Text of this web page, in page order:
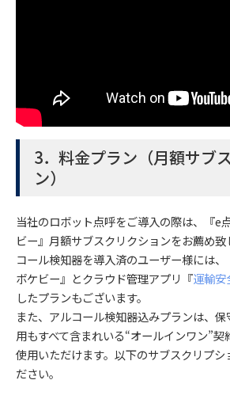
3．料金プラン（月額サブ
ン）
当社のロボット点呼をご導入の際は、『e
ビー』月額サブスクリクションをお薦め
コール検知器を導入済のユーザー様には
ボケビー』とクラウド管理アプリ『運輸安
したプランもございます。
また、アルコール検知器込みプランは、
用もすべて含まれいる“オールインワン”
使用いただけます。以下のサブスクリプシ
ださい。